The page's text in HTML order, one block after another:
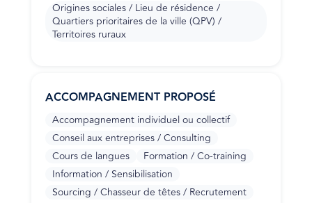
Origines sociales / Lieu de résidence /
Quartiers prioritaires de la ville (QPV) /
Territoires ruraux
ACCOMPAGNEMENT PROPOSÉ
Accompagnement individuel ou collectif
Conseil aux entreprises / Consulting
Cours de langues
Formation / Co-training
Information / Sensibilisation
Sourcing / Chasseur de têtes / Recrutement